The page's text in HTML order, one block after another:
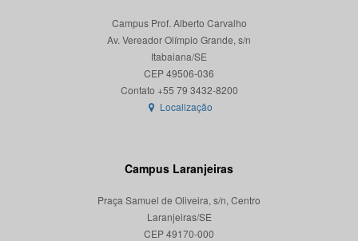
Campus Prof. Alberto Carvalho
Av. Vereador Olímpio Grande, s/n
Itabaiana/SE
CEP 49506-036
Localização
Campus Laranjeiras
Praça Samuel de Oliveira, s/n, Centro
Laranjeiras/SE
CEP 49170-000